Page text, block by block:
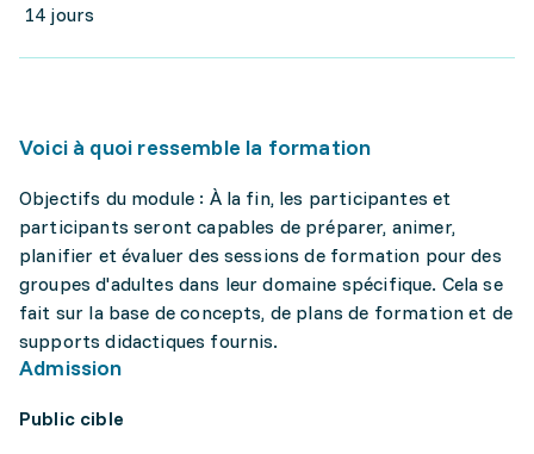
14 jours
Voici à quoi ressemble la formation
Objectifs du module : À la fin, les participantes et
participants seront capables de préparer, animer,
planifier et évaluer des sessions de formation pour des
groupes d'adultes dans leur domaine spécifique. Cela se
fait sur la base de concepts, de plans de formation et de
supports didactiques fournis.
Admission
Public cible